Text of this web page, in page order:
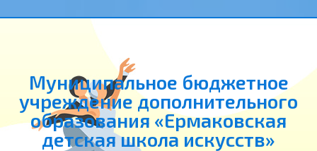
Муниципальное бюджетное
учреждение дополнительного
образования «Ермаковская
детская школа искусств»